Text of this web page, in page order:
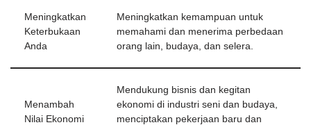
Meningkatkan
Keterbukaan
Anda
Meningkatkan kemampuan untuk
memahami dan menerima perbedaan
orang lain, budaya, dan selera.
Menambah
Nilai Ekonomi
Mendukung bisnis dan kegitan
ekonomi di industri seni dan budaya,
menciptakan pekerjaan baru dan